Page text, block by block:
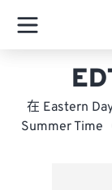
在 Eastern
Summer Time